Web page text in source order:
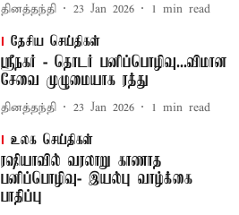
தினத்தந்தி 23 Jan 2026 1 min read
தேசிய செய்திகள்
ஸ்ரீநகர் - தொடர் பனிப்பொழிவு...விமான
சேவை முழுமையாக ரத்து
தினத்தந்தி 23 Jan 2026 1 min read
உலக செய்திகள்
ரஷியாவில் வரலாறு காணாத
பனிப்பொழிவு- இயல்பு வாழ்க்கை
பாதிப்பு